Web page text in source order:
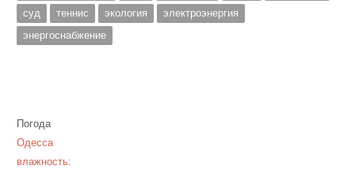
суд
теннис экология
электроэнергия
энергоснабжение
Погода
Одесса
влажность: